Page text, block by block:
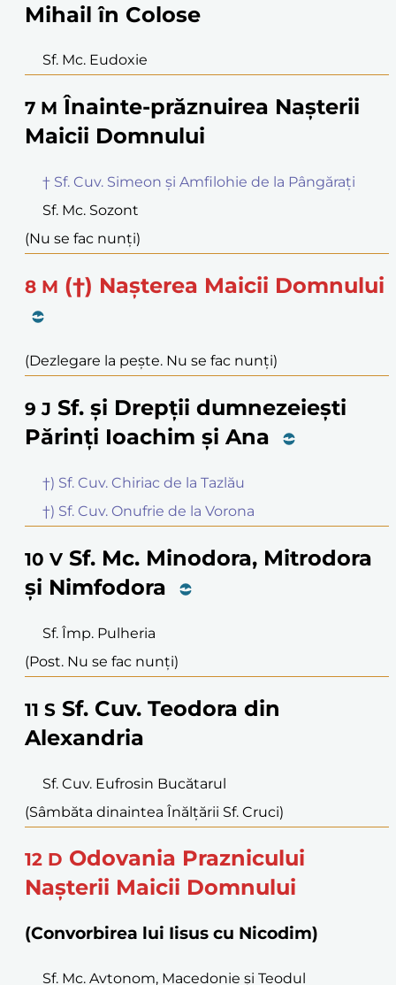
Mihail în Colose
Sf. Mc. Eudoxie
7 M Înainte-prăznuirea Nașterii
Maicii Domnului
† Sf. Cuv. Simeon și Amfilohie de la Pângărați
Sf. Mc. Sozont
(Nu se fac nunți)
8 M (†) Nașterea Maicii Domnului
(Dezlegare la pește. Nu se fac nunți)
9 J Sf. și Drepții dumnezeiești
Părinți Ioachim și Ana
†) Sf. Cuv. Chiriac de la Tazlău
†) Sf. Cuv. Onufrie de la Vorona
10 V Sf. Mc. Minodora, Mitrodora
și Nimfodora
Sf. Împ. Pulheria
(Post. Nu se fac nunți)
11 S Sf. Cuv. Teodora din
Alexandria
Sf. Cuv. Eufrosin Bucătarul
(Sâmbăta dinaintea Înălțării Sf. Cruci)
12 D Odovania Praznicului
Nașterii Maicii Domnului
(Convorbirea lui Iisus cu Nicodim)
Sf. Mc. Avtonom, Macedonie și Teodul